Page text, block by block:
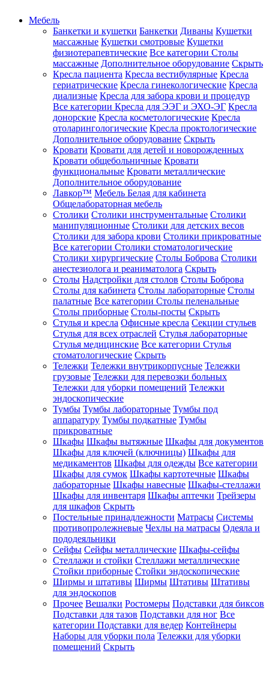
Мебель
Банкетки и кушетки Банкетки Диваны Кушетки
массажные Кушетки смотровые Кушетки
физиотерапевтические Все категории Столы
массажные Дополнительное оборудование Скрыть
Кресла пациента Кресла вестибулярные Кресла
гериатрические Кресла гинекологические Кресла
диализные Кресла для забора крови и процедур
Все категории Кресла для ЭЭГ и ЭХО-ЭГ Кресла
донорские Кресла косметологические Кресла
отоларингологические Кресла проктологические
Дополнительное оборудование Скрыть
Кровати Кровати для детей и новорожденных
Кровати общебольничные Кровати
функциональные Кровати металлические
Дополнительное оборудование
Лавкор™ Мебель Белая для кабинета
Общелабораторная мебель
Столики Столики инструментальные Столики
манипуляционные Столики для детских весов
Столики для забора крови Столики прикроватные
Все категории Столики стоматологические
Столики хирургические Столы Боброва Столики
анестезиолога и реаниматолога Скрыть
Столы Надстройки для столов Столы Боброва
Столы для кабинета Столы лабораторные Столы
палатные Все категории Столы пеленальные
Столы приборные Столы-посты Скрыть
Стулья и кресла Офисные кресла Секции стульев
Стулья для всех отраслей Стулья лабораторные
Стулья медицинские Все категории Стулья
стоматологические Скрыть
Тележки Тележки внутрикорпусные Тележки
грузовые Тележки для перевозки больных
Тележки для уборки помещений Тележки
эндоскопические
Тумбы Тумбы лабораторные Тумбы под
аппаратуру Тумбы подкатные Тумбы
прикроватные
Шкафы Шкафы вытяжные Шкафы для документов
Шкафы для ключей (ключницы) Шкафы для
медикаментов Шкафы для одежды Все категории
Шкафы для сумок Шкафы картотечные Шкафы
лабораторные Шкафы навесные Шкафы-стеллажи
Шкафы для инвентаря Шкафы аптечки Трейзеры
для шкафов Скрыть
Постельные принадлежности Матрасы Системы
противопролежневые Чехлы на матрасы Одеяла и
пододеяльники
Сейфы Сейфы металлические Шкафы-сейфы
Стеллажи и стойки Стеллажи металлические
Стойки приборные Стойки эндоскопические
Ширмы и штативы Ширмы Штативы Штативы
для эндоскопов
Прочее Вешалки Ростомеры Подставки для биксов
Подставки для тазов Подставки для ног Все
категории Подставки для ведер Контейнеры
Наборы для уборки пола Тележки для уборки
помещений Скрыть